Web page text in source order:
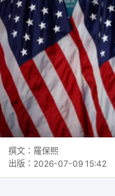
撰文： 羅保熙
出版： 2026-07-09 15:42